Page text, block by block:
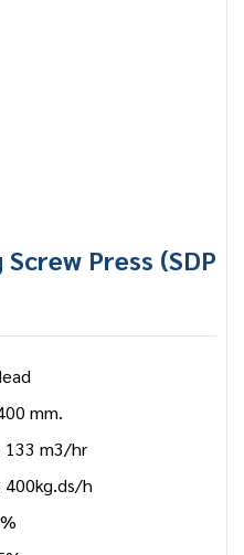
Press (SDP
mm.
133 m3/hr
400kg.ds/h